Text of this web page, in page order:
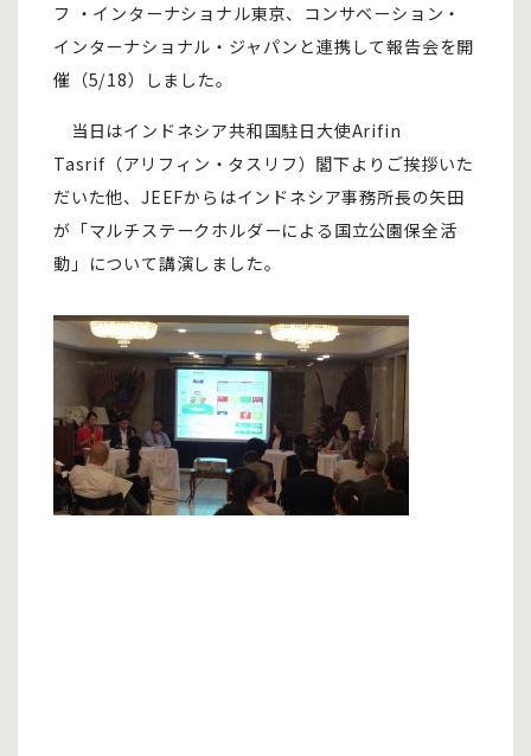
フ ・インターナショナル東京、コンサベーション・
インターナショナル・ジャパンと連携して報告会を開
催（5/18）しました。
当日はインドネシア共和国駐日大使Arifin
Tasrif（アリフィン・タスリフ）閣下よりご挨拶いた
だいた他、JEEFからはインドネシア事務所長の矢田
が「マルチステークホルダーによる国立公園保全活
動」について講演しました。